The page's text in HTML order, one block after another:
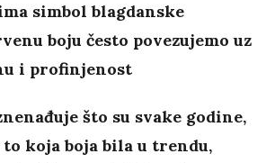
simbol blagdanske
boju često povezujemo uz
i profinjenost
što su svake godine,
to koja boja bila u trendu,